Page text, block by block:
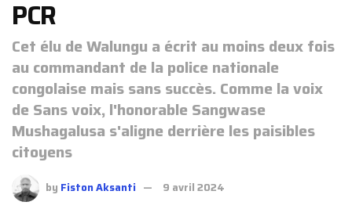
PCR
Cet élu de Walungu a écrit au moins deux fois
au commandant de la police nationale
congolaise mais sans succès. Comme la voix
de Sans voix, l'honorable Sangwase
Mushagalusa s'aligne derrière les paisibles
citoyens
by Fiston Aksanti 9 avril 2024